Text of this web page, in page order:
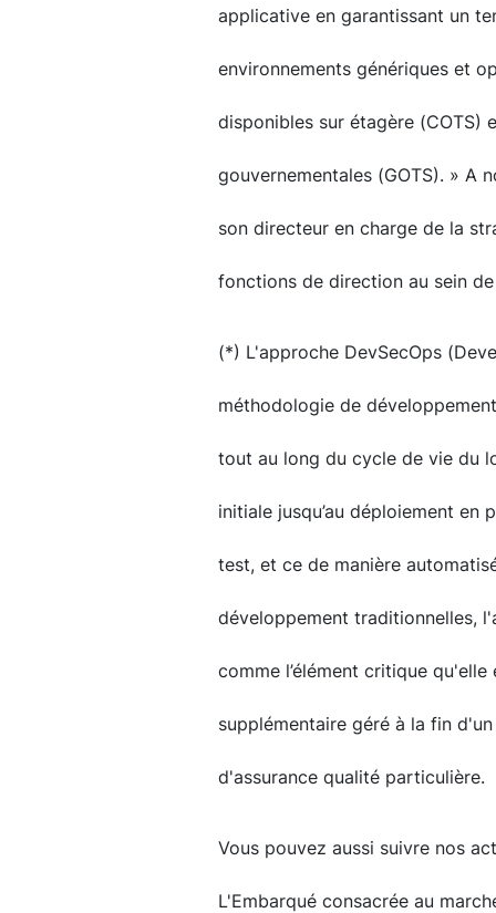
applicative en garantissant un
environnements génériques et
disponibles sur étagère (COTS)
gouvernementales (GOTS). » A
son directeur en charge de la
fonctions de direction au sein
(*) L'approche DevSecOps
méthodologie de
tout au long du cycle de vie du
initiale jusqu’au déploiement en
test, et ce de manière
développement traditionnelles,
comme l’élément critique
supplémentaire géré à la fin
d'assurance qualité particulière.
Vous pouvez aussi suivre nos
L'Embarqué consacrée au